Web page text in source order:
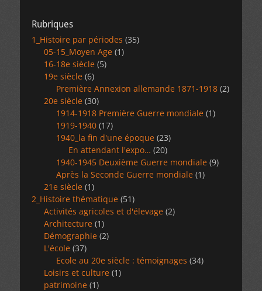
Rubriques
1_Histoire par périodes (35)
05-15_Moyen Age (1)
16-18e siècle (5)
19e siècle (6)
Première Annexion allemande 1871-1918 (2)
20e siècle (30)
1914-1918 Première Guerre mondiale (1)
1919-1940 (17)
1940_la fin d'une époque (23)
En attendant l'expo… (20)
1940-1945 Deuxième Guerre mondiale (9)
Après la Seconde Guerre mondiale (1)
21e siècle (1)
2_Histoire thématique (51)
Activités agricoles et d'élevage (2)
Architecture (1)
Démographie (2)
L'école (37)
Ecole au 20e siècle : témoignages (34)
Loisirs et culture (1)
patrimoine (1)